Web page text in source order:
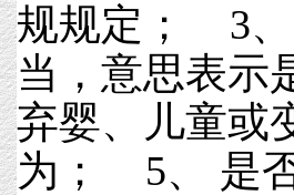
规规定； 3、
当，意思表
弃婴、儿童或
为； 5、 是